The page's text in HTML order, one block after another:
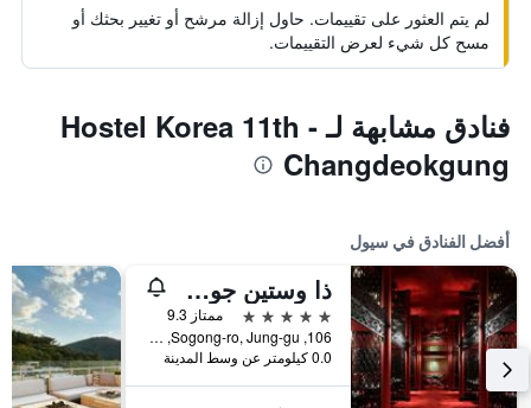
لم يتم العثور على تقييمات. حاول إزالة مرشح أو تغيير بحثك أو
مسح كل شيء لعرض التقييمات.
فنادق مشابهة لـ Hostel Korea 11th -
Changdeokgung
أفضل الفنادق في سيول
ذا وستين جوسون سول
5 نجوم
ممتاز 9.3
106, Sogong-ro, Jung-gu, سيول, كوريا الجنوبية
0.0 كيلومتر عن وسط المدينة